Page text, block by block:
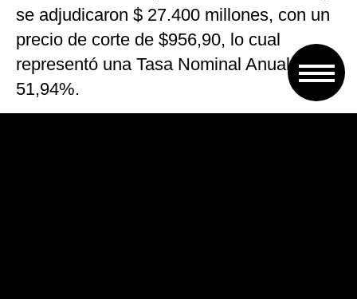
se adjudicaron $ 27.400 millones, con un
precio de corte de $956,90, lo cual
representó una Tasa Nominal Anual de
51,94%.